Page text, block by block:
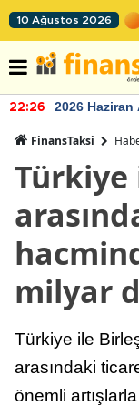
10 Ağustos 2026
22:26 2026 Haziran
FinansTaksi
Türkiye
milyar
Türkiye ile
arasındaki
önemli